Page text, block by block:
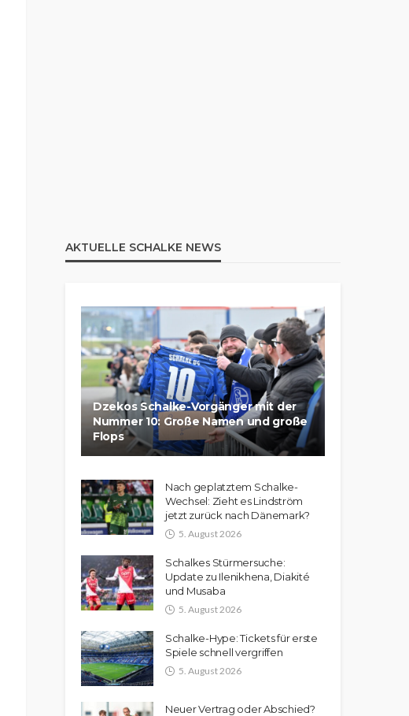
AKTUELLE SCHALKE NEWS
Dzekos Schalke-Vorgänger mit der
Nummer 10: Große Namen und große
Flops
Nach geplatztem Schalke-
Wechsel: Zieht es Lindström
jetzt zurück nach Dänemark?
5. August 2026
Schalkes Stürmersuche:
Update zu Ilenikhena, Diakité
und Musaba
5. August 2026
Schalke-Hype: Tickets für erste
Spiele schnell vergriffen
5. August 2026
Neuer Vertrag oder Abschied?